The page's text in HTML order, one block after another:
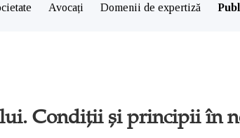
Avocați Domenii de expertiză
Condiții și principii în